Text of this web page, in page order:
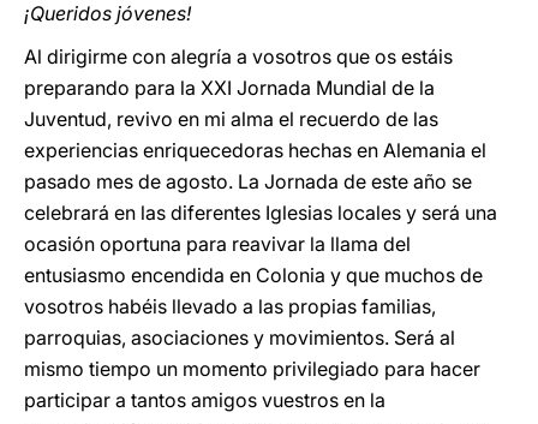
¡Queridos jóvenes!
Al dirigirme con alegría a vosotros que os estáis
preparando para la XXI Jornada Mundial de la
Juventud, revivo en mi alma el recuerdo de las
experiencias enriquecedoras hechas en Alemania el
pasado mes de agosto. La Jornada de este año se
celebrará en las diferentes Iglesias locales y será una
ocasión oportuna para reavivar la llama del
entusiasmo encendida en Colonia y que muchos de
vosotros habéis llevado a las propias familias,
parroquias, asociaciones y movimientos. Será al
mismo tiempo un momento privilegiado para hacer
participar a tantos amigos vuestros en la